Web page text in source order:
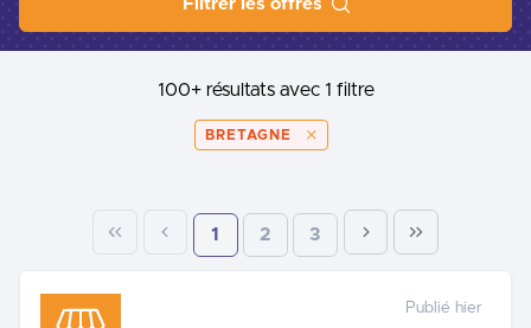
Filtrer les offres
100+ résultatsavec 1 filtre
BRETAGNE
1 2 3
Publié hier